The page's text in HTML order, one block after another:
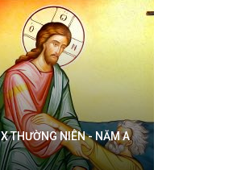
THƯỜNG NIÊN - NĂM A